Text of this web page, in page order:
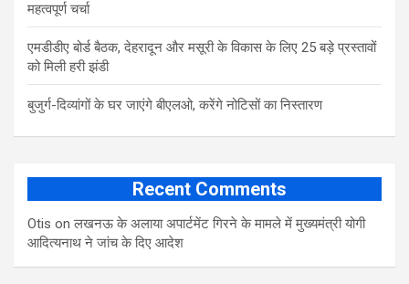
महत्वपूर्ण चर्चा
एमडीडीए बोर्ड बैठक, देहरादून और मसूरी के विकास के लिए 25 बड़े प्रस्तावों
को मिली हरी झंडी
बुजुर्ग-दिव्यांगों के घर जाएंगे बीएलओ, करेंगे नोटिसों का निस्तारण
Recent Comments
Otis onलखनऊ के अलाया अपार्टमेंट गिरने के मामले में मुख्‍यमंत्री योगी
आद‍ित्‍यनाथ ने जांच के द‍िए आदेश